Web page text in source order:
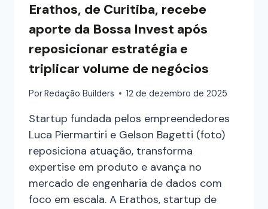
Erathos, de Curitiba, recebe
aporte da Bossa Invest após
reposicionar estratégia e
triplicar volume de negócios
PorRedação Builders 12 de dezembro de 2025
Startup fundada pelos empreendedores
Luca Piermartiri e Gelson Bagetti (foto)
reposiciona atuação, transforma
expertise em produto e avança no
mercado de engenharia de dados com
foco em escala. A Erathos, startup de